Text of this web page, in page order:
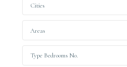
Cities
Areas